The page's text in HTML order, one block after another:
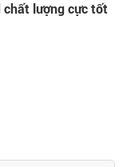
chất lượng cực tốt